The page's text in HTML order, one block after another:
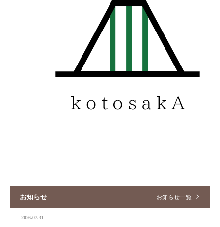
お知らせ お知らせ一覧
2026.07.31